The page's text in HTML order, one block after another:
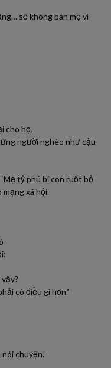
sẽ không bán mẹ vì
cho họ.
người nghèo như cậu
tỷ phú bị con ruột bỏ
mạng xã hội.
có điều gì hơn.”
chuyện.”